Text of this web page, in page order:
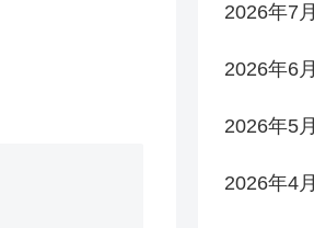
2026年7月
2026年6月
2026年5月
2026年4月